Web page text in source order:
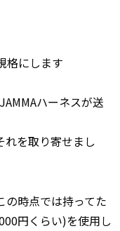
格にします
ハーネスが送
れを取り寄せまし
時点では持ってた
円くらい)を使用し